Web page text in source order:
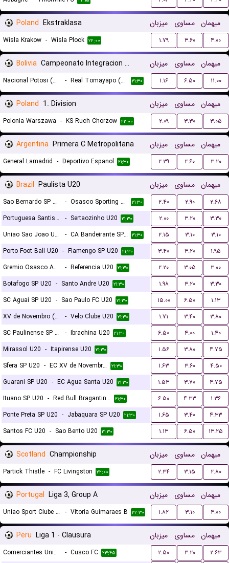
Poland Ekstraklasa میزبان مساوی میهمان
Wisla Krakow - Wisla Plock ۲۲:۰۰ ۱.۷۹ ۳.۶۰ ۴.۰۰
Bolivia Campeonato Integracion Women میزبان مساوی میهمان
Nacional Potosi (W) - Real Tomayapo (W) ۲۱:۳۰ ۱.۱۶ ۶.۵۰ ۱۱.۰۰
Poland 1. Division میزبان مساوی میهمان
Polonia Warszawa - KS Ruch Chorzow ۲۲:۰۰ ۲.۰۹ ۳.۳۰ ۳.۰۵
Argentina Primera C Metropolitana میزبان مساوی میهمان
General Lamadrid - Deportivo Espanol ۲۱:۳۰ ۲.۳۹ ۲.۶۰ ۳.۲۰
Brazil Paulista U20 میزبان مساوی میهمان
Sao Bernardo SP U20 - Osasco Sporting SP U20 ۲۱:۳۰ ۲.۴۰ ۲.۹۰
۲.۶۸
Portuguesa Santista U20
- Sertaozinho U20 ۲۱:۳۰ ۲.۰۰ ۳.۲۰
۳.۳۰
Uniao Sao Joao U20
- CA Bandeirante SP U20 ۲۱:۳۰ ۲.۱۵ ۳.۱۰
۳.۱۰
Porto Foot Ball U20 - Flamengo SP U20 ۲۱:۳۰ ۳.۴۰ ۳.۲۰
۱.۹۵
Gremio Osasco Audax SP U20
- Referencia U20 ۲۱:۳۰ ۲.۲۰ ۳.۰۵
۳.۰۰
Botafogo SP U20 - Santo Andre U20 ۲۱:۳۰ ۱.۹۸ ۳.۲۰
۳.۳۰
SC Aguai SP U20 - Sao Paulo FC U20 ۲۱:۳۰ ۱۵.۰۰ ۶.۵۰
۱.۱۳
XV de Novembro (Piracicaba) U20
- Velo Clube U20 ۲۱:۳۰ ۱.۷۱ ۳.۴۰
۳.۸۰
SC Paulinense SP U20
- Ibrachina U20 ۲۱:۳۰ ۶.۵۰ ۴.۰۰
۱.۴۰
Mirassol U20 - Itapirense U20 ۲۱:۳۰ ۱.۵۶ ۳.۸۰
۴.۷۵
Sfera SP U20 - EC XV de Novembro de Jau SP U20 ۲۱:۳۰ ۱.۶۳ ۳.۶۰
۴.۵۰
Guarani SP U20 - EC Agua Santa U20 ۲۱:۳۰ ۱.۵۳ ۳.۷۰
۴.۷۵
Ituano SP U20 - Red Bull Bragantino SP U20 ۲۱:۳۰ ۶.۵۰ ۴.۳۳
۱.۳۶
Ponte Preta SP U20 - Jabaquara SP U20 ۲۱:۳۰ ۱.۶۵ ۳.۴۰
۴.۳۳
Santos FC U20 - Sao Bento U20 ۲۱:۳۰ ۱.۱۳ ۶.۵۰ ۱۳.۲۵
Scotland Championship میزبان مساوی میهمان
Partick Thistle - FC Livingston ۲۲:۰۰ ۲.۳۴ ۳.۱۵ ۲.۸۰
Portugal Liga 3, Group A میزبان مساوی میهمان
Uniao Sport Clube Paredes - Vitoria Guimaraes B ۲۲:۳۰ ۱.۸۲ ۳.۱۰ ۴.۰۰
Peru Liga 1 - Clausura میزبان مساوی میهمان
Comerciantes Unidos - Cusco FC ۲۳:۴۵ ۲.۵۰ ۳.۲۰
۲.۶۳